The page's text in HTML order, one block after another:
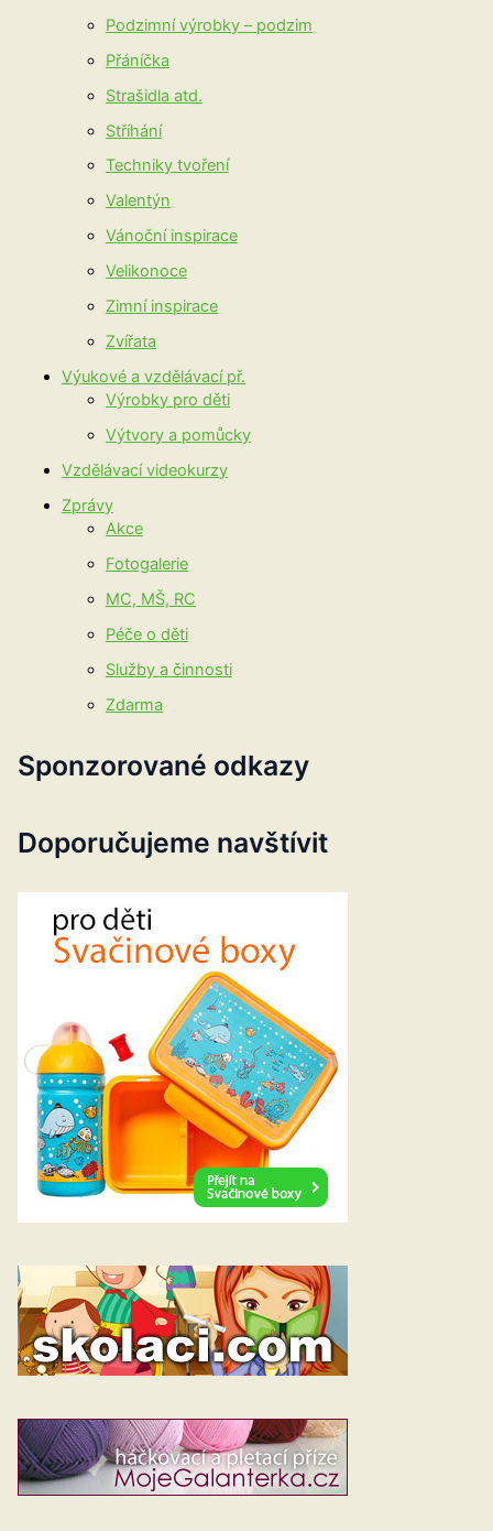
Podzimní výrobky – podzim
Přáníčka
Strašidla atd.
Stříhání
Techniky tvoření
Valentýn
Vánoční inspirace
Velikonoce
Zimní inspirace
Zvířata
Výukové a vzdělávací př.
Výrobky pro děti
Výtvory a pomůcky
Vzdělávací videokurzy
Zprávy
Akce
Fotogalerie
MC, MŠ, RC
Péče o děti
Služby a činnosti
Zdarma
Sponzorované odkazy
Doporučujeme navštívit